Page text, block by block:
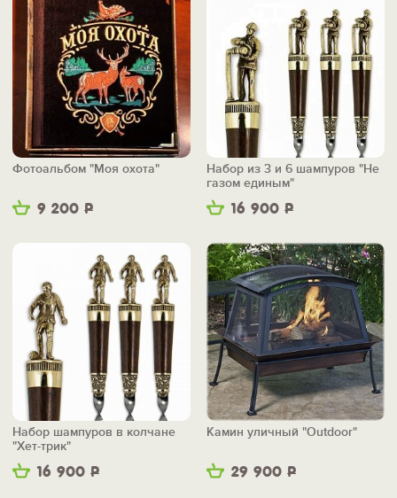
9 200 Р
Фотоальбом "Моя охота"
16 900 Р
Набор из 3 и 6 шампуров "Не
газом единым"
16 900 Р
Набор шампуров в колчане
"Хет-трик"
29 900 Р
Камин уличный "Outdoor"